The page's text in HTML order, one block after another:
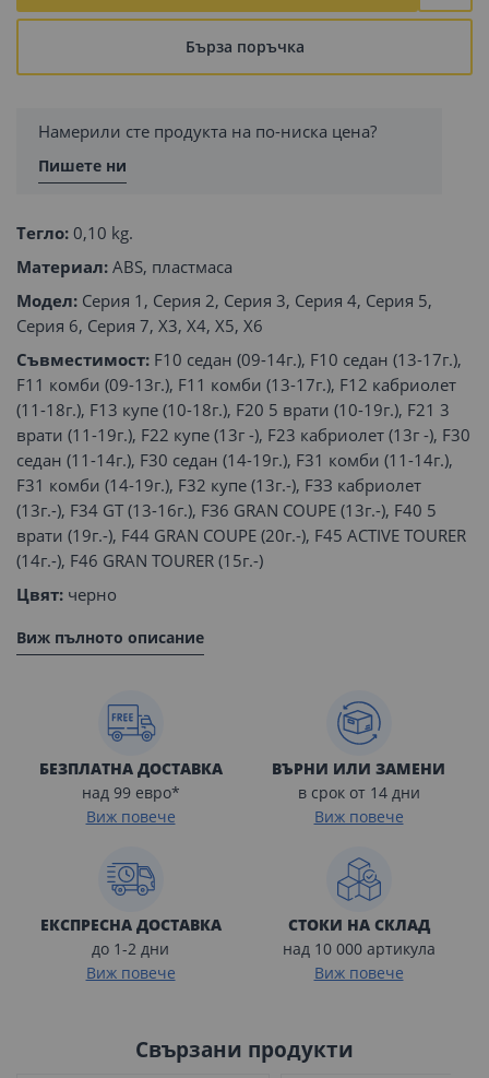
Бърза поръчка
Намерили сте продукта на по-ниска цена?
Пишете ни
Тегло: 0,10 kg.
Материал: ABS, пластмаса
Модел: Серия 1, Серия 2, Серия 3, Серия 4, Серия 5,
Серия 6, Серия 7, X3, X4, X5, X6
Съвместимост: F10 седан (09-14г.), F10 седан (13-17г.),
F11 комби (09-13г.), F11 комби (13-17г.), F12 кабриолет
(11-18г.), F13 купе (10-18г.), F20 5 врати (10-19г.), F21 3
врати (11-19г.), F22 купе (13г -), F23 кабриолет (13г -), F30
седан (11-14г.), F30 седан (14-19г.), F31 комби (11-14г.),
F31 комби (14-19г.), F32 купе (13г.-), FЗЗ кабриолет
(13г.-), F34 GТ (13-16г.), FЗ6 GRAN COUPE (13г.-), F40 5
врати (19г.-), F44 GRAN COUPE (20г.-), F45 ACTIVE TOURER
(14г.-), F46 GRAN TOURER (15г.-)
Цвят: черно
Виж пълното описание
БЕЗПЛАТНА ДОСТАВКА
над 99 евро*
Виж повече
ВЪРНИ ИЛИ ЗАМЕНИ
в срок от 14 дни
Виж повече
ЕКСПРЕСНА ДОСТАВКА
до 1-2 дни
Виж повече
СТОКИ НА СКЛАД
над 10 000 артикула
Виж повече
Свързани продукти